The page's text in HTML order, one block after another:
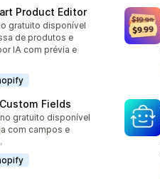
Product Editor
todo
gratuito disponível
de produtos e
IA com prévia e
Fields
ao todo
gratuito disponível
com campos e